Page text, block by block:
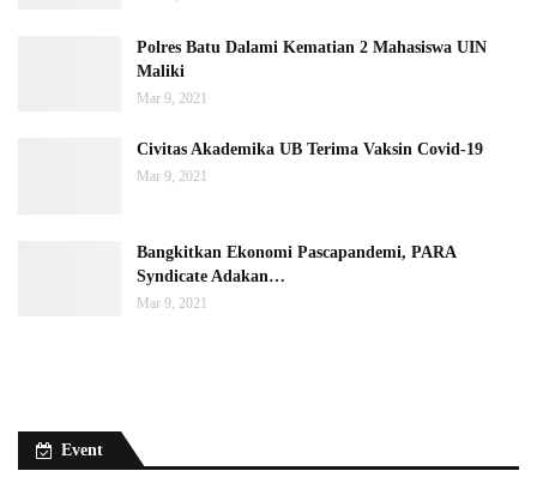
Polres Batu Dalami Kematian 2 Mahasiswa UIN
Maliki
Mar 9, 2021
Civitas Akademika UB Terima Vaksin Covid-19
Mar 9, 2021
Bangkitkan Ekonomi Pascapandemi, PARA
Syndicate Adakan…
Mar 9, 2021
Event